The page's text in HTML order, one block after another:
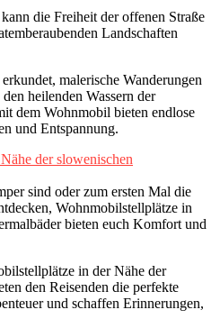
die Freiheit der offenen Straße
Landschaften
malerische Wanderungen
heilenden Wassern der
dem Wohnmobil bieten endlose
und Entspannung.
sind oder zum ersten Mal die
Wohnmobilstellplätze in
bieten euch Komfort und
in der Nähe der
den Reisenden die perfekte
und schaffen Erinnerungen,